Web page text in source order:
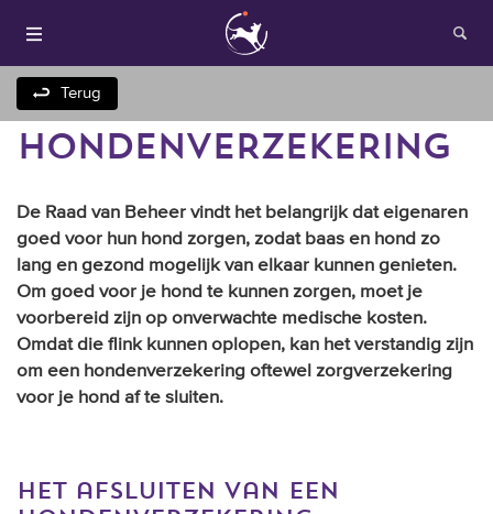
Houden van honden
Fokken met je hond
Opleidingen en
trainingen
Terug
HONDENVERZEKERING
De Raad van Beheer vindt het belangrijk dat eigenaren
goed voor hun hond zorgen, zodat baas en hond zo
lang en gezond mogelijk van elkaar kunnen genieten.
Om goed voor je hond te kunnen zorgen, moet je
voorbereid zijn op onverwachte medische kosten.
Omdat die flink kunnen oplopen, kan het verstandig zijn
om een hondenverzekering oftewel zorgverzekering
voor je hond af te sluiten.
het afsluiten van een